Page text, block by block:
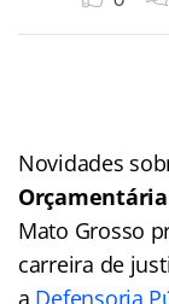
Novidades
Orçamentária
Mato Grosso
carreira de
a Defensoria